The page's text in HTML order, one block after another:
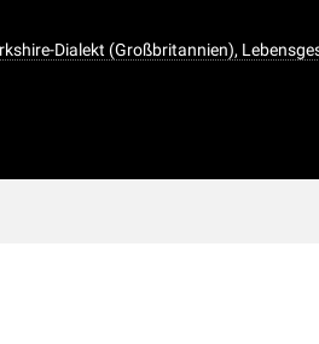
Dialekt (Großbritannien),